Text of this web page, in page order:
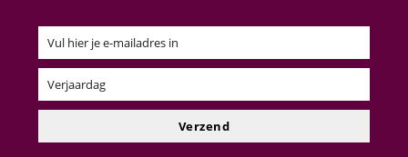
Email
Vul hier je e-mailadres in
Verjaardag
Verjaardag
Verzend